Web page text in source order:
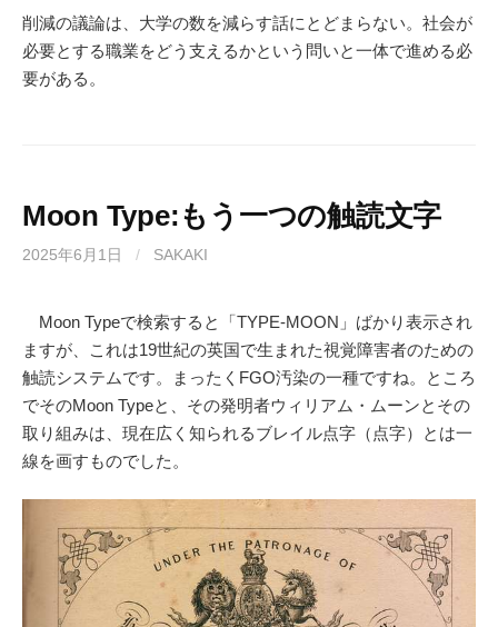
削減の議論は、大学の数を減らす話にとどまらない。社会が
必要とする職業をどう支えるかという問いと一体で進める必
要がある。
Moon Type:もう一つの触読文字
2025年6月1日 / SAKAKI
Moon Typeで検索すると「TYPE-MOON」ばかり表示され
ますが、これは19世紀の英国で生まれた視覚障害者のための
触読システムです。まったくFGO汚染の一種ですね。ところ
でそのMoon Typeと、その発明者ウィリアム・ムーンとその
取り組みは、現在広く知られるブレイル点字（点字）とは一
線を画すものでした。